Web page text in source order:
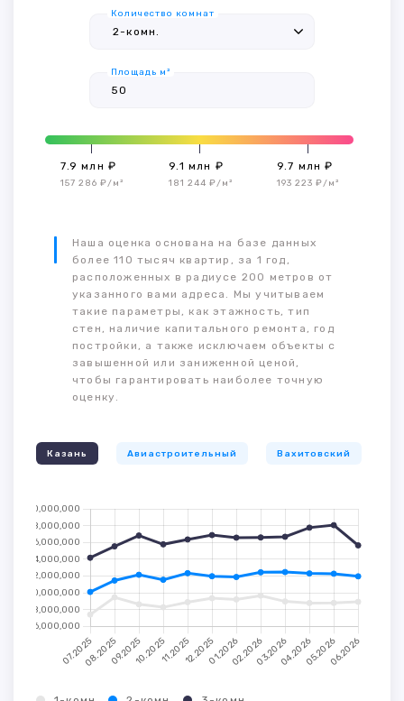
Количество комнат
Площадь м²
7.9 млн ₽
157 286 ₽/м²
9.1 млн ₽
181 244 ₽/м²
9.7 млн ₽
193 223 ₽/м²
Наша оценка основана на базе данных
более 110 тысяч квартир, за 1 год,
расположенных в радиусе 200 метров от
указанного вами адреса. Мы учитываем
такие параметры, как этажность, тип
стен, наличие капитального ремонта, год
постройки, а также исключаем объекты с
завышенной или заниженной ценой,
чтобы гарантировать наиболее точную
оценку.
Казань Авиастроительный Вахитовский